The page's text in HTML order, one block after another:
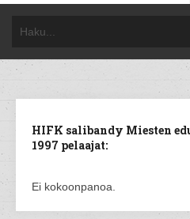
HIFK salibandy Miesten
1997 pelaajat:
Ei kokoonpanoa.